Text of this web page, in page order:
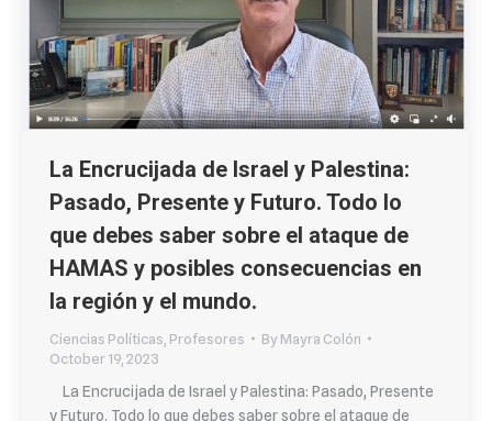
La Encrucijada de Israel y Palestina:
Pasado, Presente y Futuro. Todo lo
que debes saber sobre el ataque de
HAMAS y posibles consecuencias en
la región y el mundo.
Ciencias Políticas, Profesores ByMayra Colón
October 19, 2023
La Encrucijada de Israel y Palestina: Pasado, Presente
y Futuro. Todo lo que debes saber sobre el ataque de